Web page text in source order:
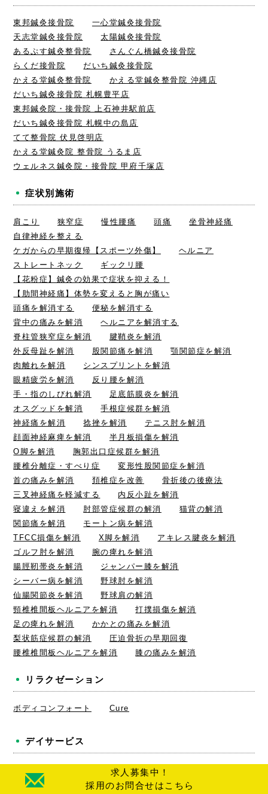
求人募集中！
採用のお問合せはこちら
東邦鍼灸接骨院
一心堂鍼灸接骨院
天志堂鍼灸接骨院
太陽鍼灸接骨院
あるぷす鍼灸整骨院
さんぐん橋鍼灸接骨院
らくだ接骨院
だいち鍼灸接骨院
かえる堂鍼灸整骨院
かえる堂鍼灸整骨院 沖縄店
だいち鍼灸接骨院 札幌豊平店
東邦鍼灸院・接骨院 上石神井駅前店
だいち鍼灸接骨院 札幌中の島店
てて整骨院 伏見啓明店
かえる堂鍼灸院 整骨院 うるま店
ウェルネス鍼灸院・接骨院 甲府千塚店
症状別施術
肩こり 狭窄症 慢性腰痛 頭痛
坐骨神経痛
自律神経を整える
ケガからの早期復帰【スポーツ外傷】
ヘルニア
ストレートネック
ギックリ腰
【花粉症】鍼灸の効果で症状を抑える！
【肋間神経痛】体勢を変えると胸が痛い
頭痛を解消する
便秘を解消する
背中の痛みを解消
ヘルニアを解消する
脊柱管狭窄症を解消
腱鞘炎を解消
外反母趾を解消
股関節痛を解消
顎関節症を解消
肉離れを解消
シンスプリントを解消
眼精疲労を解消
反り腰を解消
手・指のしびれ解消
足底筋膜炎を解消
オスグッドを解消
手根症候群を解消
神経痛を解消
捻挫を解消
テニス肘を解消
顔面神経麻痺を解消
半月板損傷を解消
O脚を解消
胸郭出口症候群を解消
腰椎分離症・すべり症
変形性股関節症を解消
首の痛みを解消
頚椎症を改善
骨折後の後療法
三叉神経痛を軽減する
内反小趾を解消
寝違えを解消
肘部管症候群の解消
猫背の解消
関節痛を解消
モートン病を解消
TFCC損傷を解消
X脚を解消
アキレス腱炎を解消
ゴルフ肘を解消
腕の痺れを解消
腸脛靭帯炎を解消
ジャンパー膝を解消
シーバー病を解消
野球肘を解消
仙腸関節炎を解消
野球肩の解消
頸椎椎間板ヘルニアを解消
打撲損傷を解消
足の痺れを解消
かかとの痛みを解消
梨状筋症候群の解消
圧迫骨折の早期回復
腰椎椎間板ヘルニアを解消
膝の痛みを解消
リラクゼーション
ボディコンフォート Cure
デイサービス